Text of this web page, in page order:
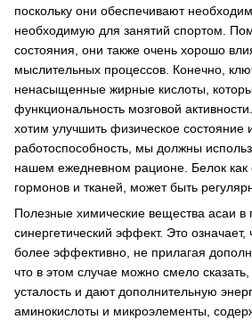
поскольку они обеспечивают
необходимую для занятий спортом.
состояния, они также очень хорошо
мыслительных процессов. Конечно,
ненасыщенные жирные кислоты,
функциональность мозговой
хотим улучшить физическое состояние
работоспособность, мы должны
нашем ежедневном рационе. Белок как
гормонов и тканей, может быть
Полезные химические вещества асаи в
синергетический эффект. Это означает,
более эффективно, не прилагая
что в этом случае можно смело
усталость и дают дополнительную
аминокислоты и микроэлементы,